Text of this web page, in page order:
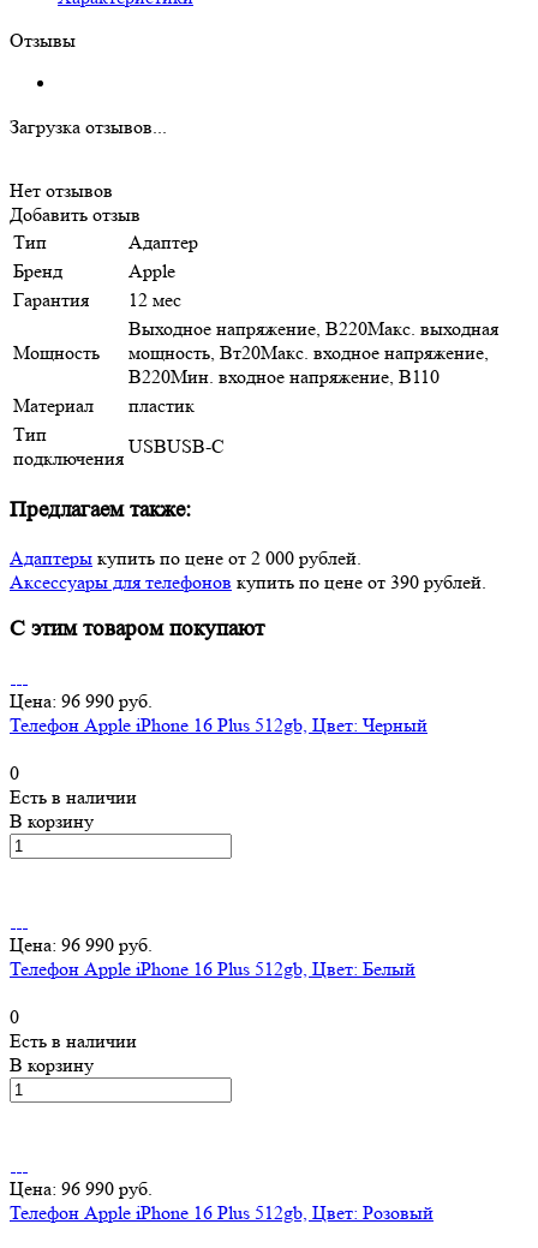
Отзывы
Загрузка отзывов...
Нет отзывов
Добавить отзыв
Тип
Адаптер
Бренд
Apple
Гарантия
12 мес
Мощность
Выходное напряжение, В220Макс. выходная
мощность, Вт20Макс. входное напряжение,
В220Мин. входное напряжение, В110
Материал
пластик
Тип
подключения
USBUSB-C
Предлагаем также:
Адаптеры купить по цене от 2 000 рублей.
Аксессуары для телефонов купить по цене от 390 рублей.
С этим товаром покупают
Цена: 96 990 руб.
Телефон Apple iPhone 16 Plus 512gb, Цвет: Черный
0
Есть в наличии
В корзину
Цена: 96 990 руб.
Телефон Apple iPhone 16 Plus 512gb, Цвет: Белый
0
Есть в наличии
В корзину
Цена: 96 990 руб.
Телефон Apple iPhone 16 Plus 512gb, Цвет: Розовый